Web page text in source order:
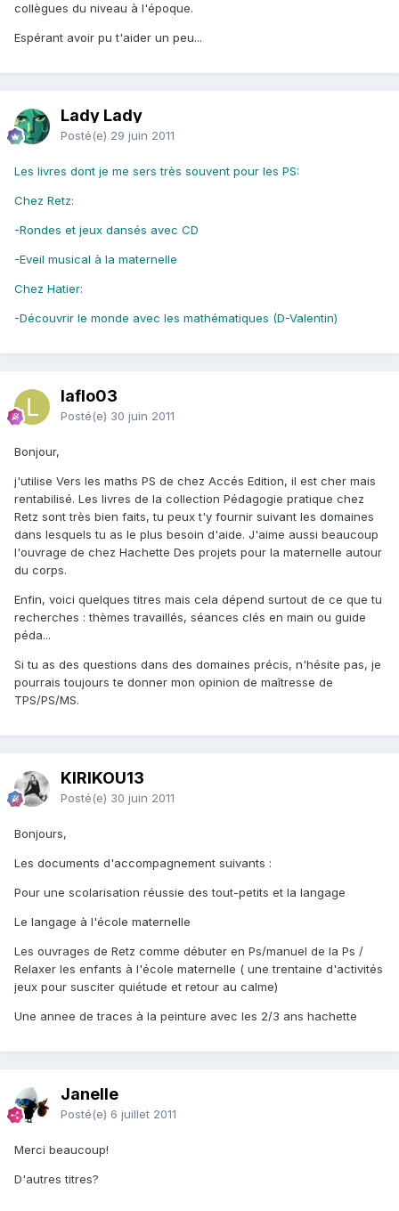
collègues du niveau à l'époque.
Espérant avoir pu t'aider un peu...
Lady Lady
Posté(e) 29 juin 2011
Les livres dont je me sers très souvent pour les PS:
Chez Retz:
-Rondes et jeux dansés avec CD
-Eveil musical à la maternelle
Chez Hatier:
-Découvrir le monde avec les mathématiques (D-Valentin)
laflo03
Posté(e) 30 juin 2011
Bonjour,
j'utilise Vers les maths PS de chez Accés Edition, il est cher mais
rentabilisé. Les livres de la collection Pédagogie pratique chez
Retz sont très bien faits, tu peux t'y fournir suivant les domaines
dans lesquels tu as le plus besoin d'aide. J'aime aussi beaucoup
l'ouvrage de chez Hachette Des projets pour la maternelle autour
du corps.
Enfin, voici quelques titres mais cela dépend surtout de ce que tu
recherches : thèmes travaillés, séances clés en main ou guide
péda...
Si tu as des questions dans des domaines précis, n'hésite pas, je
pourrais toujours te donner mon opinion de maîtresse de
TPS/PS/MS.
KIRIKOU13
Posté(e) 30 juin 2011
Bonjours,
Les documents d'accompagnement suivants :
Pour une scolarisation réussie des tout-petits et la langage
Le langage à l'école maternelle
Les ouvrages de Retz comme débuter en Ps/manuel de la Ps /
Relaxer les enfants à l'école maternelle ( une trentaine d'activités
jeux pour susciter quiétude et retour au calme)
Une annee de traces à la peinture avec les 2/3 ans hachette
Janelle
Posté(e) 6 juillet 2011
Merci beaucoup!
D'autres titres?